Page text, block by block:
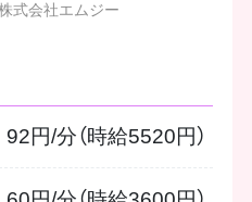
式会社エムジー
92円/分（時給5520円）